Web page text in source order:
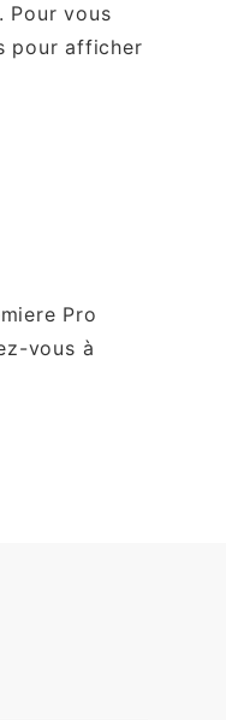
Pour vous
pour afficher
Pro
vous à